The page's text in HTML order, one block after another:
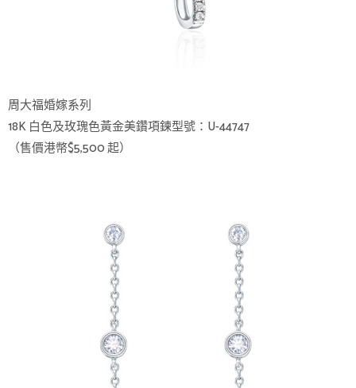
周大福婚嫁系列
18K 白色及玫瑰色黃金美鑽項鍊型號：U-44747
（售價港幣$5,500 起）